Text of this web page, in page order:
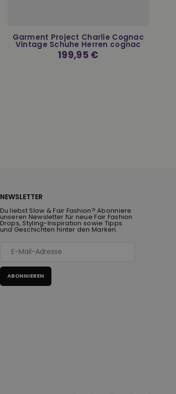
Garment Project Charlie Cognac
Vintage Schuhe Herren cognac
Normaler
Preis
199,95 €
NEWSLETTER
Du liebst Slow & Fair Fashion? Abonniere
unseren Newsletter für neue Fair Fashion
Drops, Styling-Inspiration sowie Tipps
und Geschichten hinter den Marken.
ABONNIEREN